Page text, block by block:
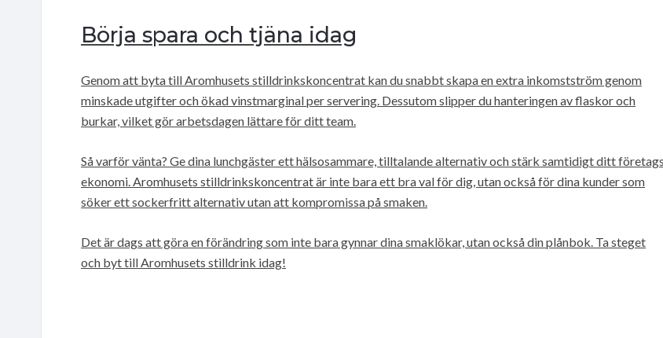
Börja spara och tjäna idag
Genom att byta till Aromhusets stilldrinkskoncentrat kan du snabbt skapa en extra inkomstström genom
minskade utgifter och ökad vinstmarginal per servering. Dessutom slipper du hanteringen av flaskor och
burkar, vilket gör arbetsdagen lättare för ditt team.
Så varför vänta? Ge dina lunchgäster ett hälsosammare, tilltalande alternativ och stärk samtidigt ditt företags
ekonomi. Aromhusets stilldrinkskoncentrat är inte bara ett bra val för dig, utan också för dina kunder som
söker ett sockerfritt alternativ utan att kompromissa på smaken.
Det är dags att göra en förändring som inte bara gynnar dina smaklökar, utan också din plånbok. Ta steget
och byt till Aromhusets stilldrink idag!